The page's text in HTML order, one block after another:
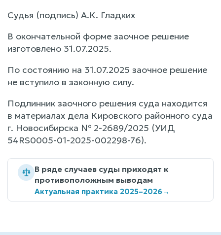
Судья (подпись) А.К. Гладких
В окончательной форме заочное решение
изготовлено 31.07.2025.
По состоянию на 31.07.2025 заочное решение
не вступило в законную силу.
Подлинник заочного решения суда находится
в материалах дела Кировского районного суда
г. Новосибирска № 2-2689/2025 (УИД
54RS0005-01-2025-002298-76).
В ряде случаев суды приходят к
противоположным выводам
Актуальная практика 2025–2026→